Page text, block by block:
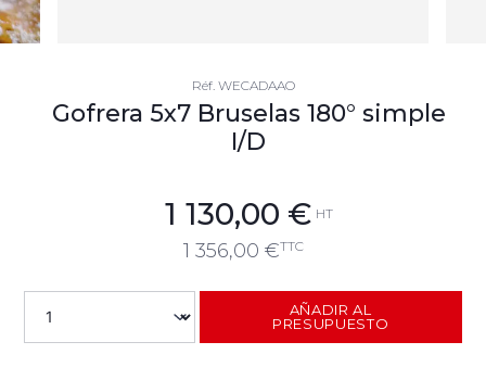
Réf. WECADAAO
Gofrera 5x7 Bruselas 180° simple
I/D
1 130,00 € HT
1 356,00 €TTC
AÑADIR AL
PRESUPUESTO